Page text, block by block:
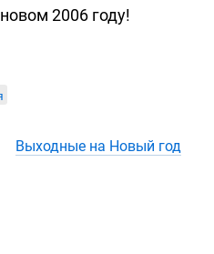
2006 году!
Выходные на Новый год